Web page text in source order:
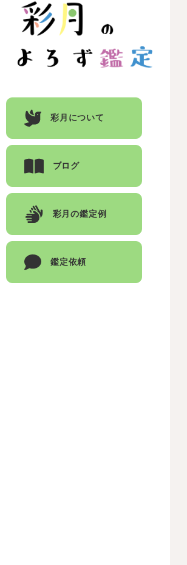
彩月について
ブログ
彩月の鑑定例
鑑定依頼